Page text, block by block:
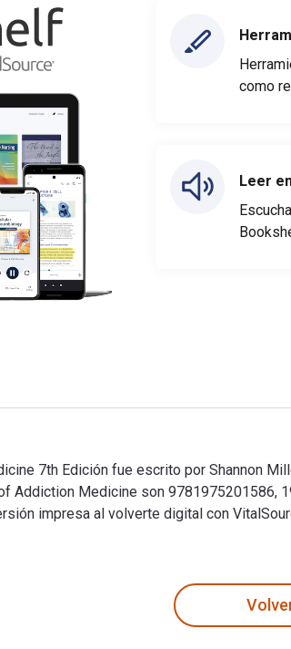
como
Leer
7th Edición fue escrito por Shannon
Addiction Medicine son 9781975201586,
impresa al volverte digital con